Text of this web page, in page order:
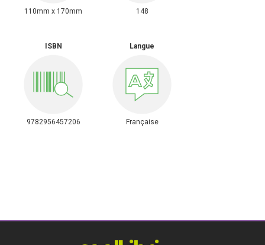
110mm x 170mm 148
ISBN
9782956457206
Langue
Française